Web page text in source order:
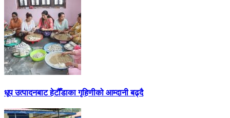
धूप उत्पादनबाट हेटौँडाका गृहिणीको आम्दानी बढ्दै